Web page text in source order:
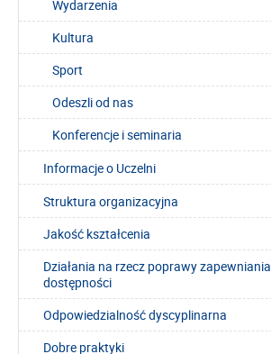
Wydarzenia
Kultura
Sport
Odeszli od nas
Konferencje i seminaria
Informacje o Uczelni
Struktura organizacyjna
Jakość kształcenia
Działania na rzecz poprawy zapewniania
dostępności
Odpowiedzialność dyscyplinarna
Dobre praktyki